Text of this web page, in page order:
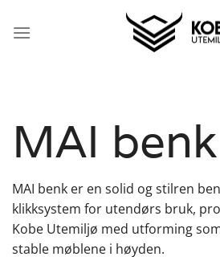
MAI benk
MAI benk er en solid og stilren
klikksystem for utendørs bruk,
Kobe Utemiljø med utforming
stable møblene i høyden.